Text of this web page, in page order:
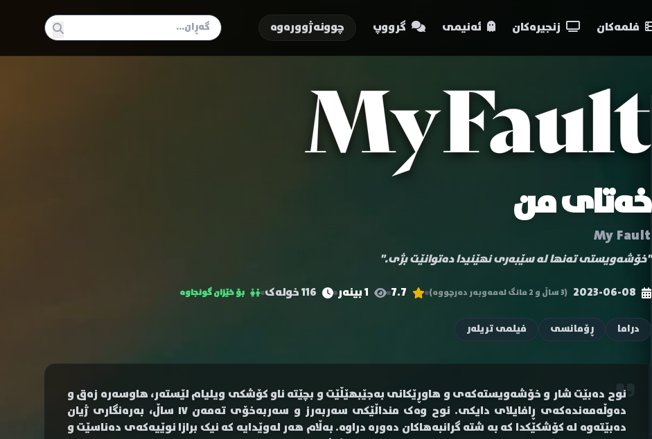
فلمەکان زنجیرەکان ئەنیمی گرووپ چوونەژوورەوە
خەتای من
My Fault
"خۆشەویستی تەنها لە سێبەری نهێنیدا دەتوانێت بژی."
2023-06-08 (3 ساڵ و 2 مانگ لەمەوبەر دەرچووە) 7.7 1 بینەر 116 خولەک بۆ خێزان گونجاوە
دراما ڕۆمانسی فیلمی تریلەر
نوح دەبێت شار و خۆشەویستەکەی و هاوڕێکانی بەجێبهێڵێت و بچێتە ناو کۆشکی ویلیام لێستەر، هاوسەرە زەق و
دەوڵەمەندەکەی ڕافایلای دایکی. نوح وەک منداڵێکی سەربەرز و سەربەخۆی تەمەن ١٧ ساڵ، بەرەنگاری ژیان
دەبێتەوە لە کۆشکێکدا کە بە شتە گرانبەهاکان دەورە دراوە. بەڵام هەر لەوێدایە کە نیک برازا نوێیەکەی دەناسێت و